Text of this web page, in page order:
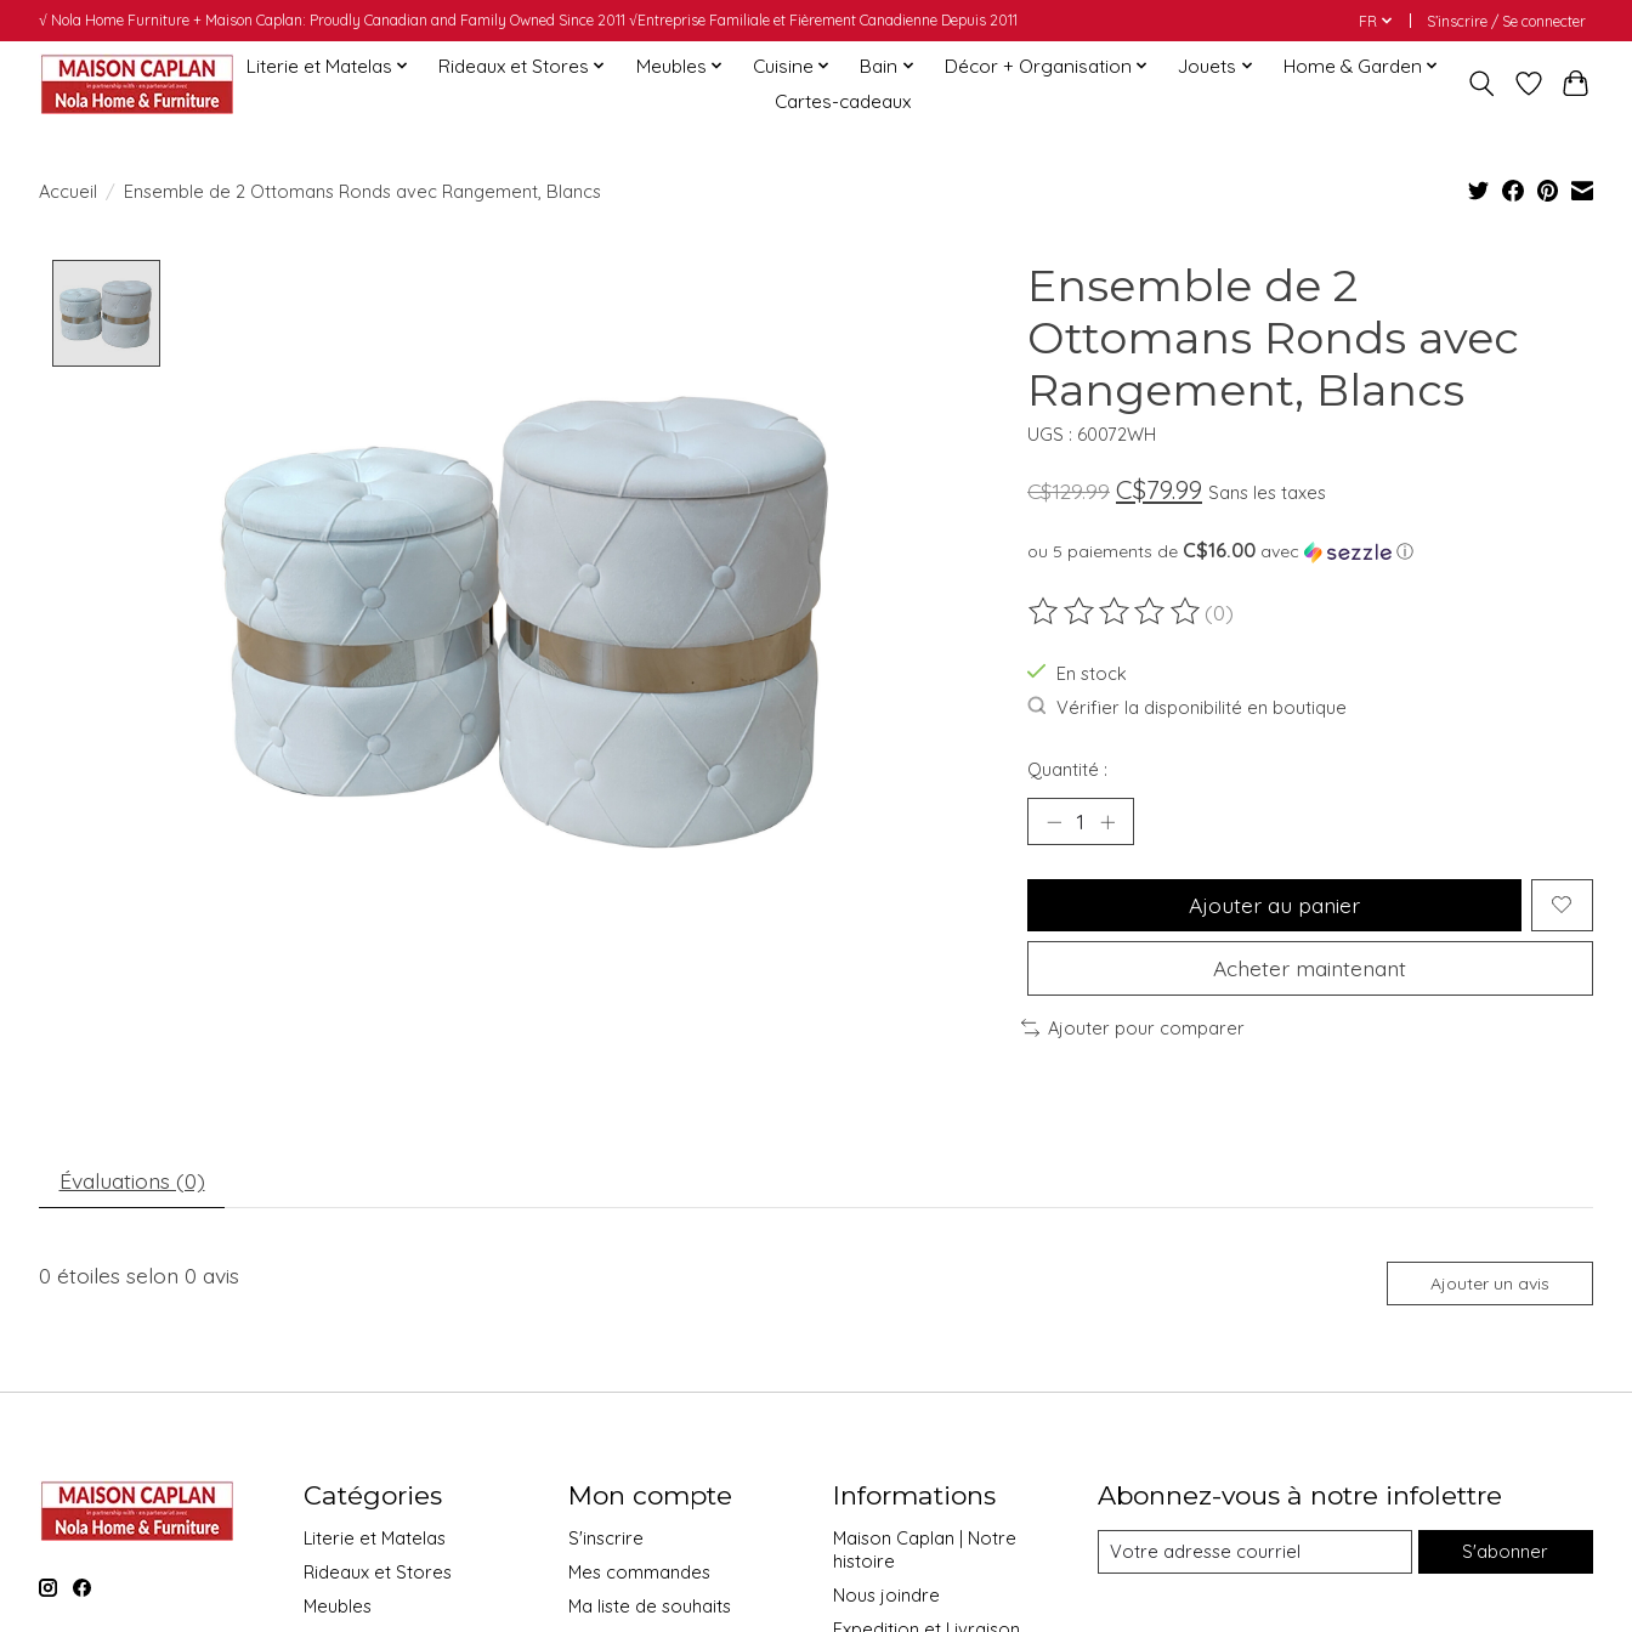
√ Nola Home Furniture + Maison Caplan: Proudly Canadian and Family Owned Since 2011 √Entreprise Familiale et Fièrement Canadienne Depuis 2011 FR S’inscrire / Se connecter
Literie et Matelas Rideaux et Stores Meubles Cuisine Bain Décor + Organisation Jouets
Home & Garden
Cartes-cadeaux
Accueil / Ensemble de 2 Ottomans Ronds avec Rangement, Blancs
Ensemble de 2
Ottomans Ronds avec
Rangement, Blancs
UGS : 60072WH
C$129.99 C$79.99 Sans les taxes
ou 5 paiements de C$16.00avec ⓘ
Ce produit est évalué à
(0)
En stock
Vérifier la disponibilité en boutique
Quantité :
Ajouter au panier
Acheter maintenant
Ajouter pour comparer
Évaluations (0)
0 étoiles selon 0 avis Ajouter un avis
Catégories
Literie et Matelas
Rideaux et Stores
Meubles
Mon compte
S'inscrire
Mes commandes
Ma liste de souhaits
Informations
Maison Caplan | Notre
histoire
Nous joindre
Abonnez-vous à notre infolettre
S'abonner